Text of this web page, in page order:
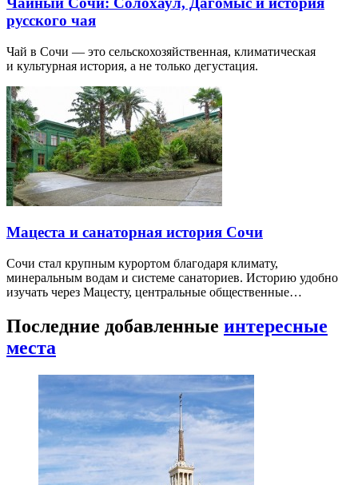
русского чая
Чай в Сочи — это сельскохозяйственная, климатическая
и культурная история, а не только дегустация.
Мацеста и санаторная история Сочи
Сочи стал крупным курортом благодаря климату,
минеральным водам и системе санаториев. Историю удобно
изучать через Мацесту, центральные общественные…
Последние добавленные интересные
места